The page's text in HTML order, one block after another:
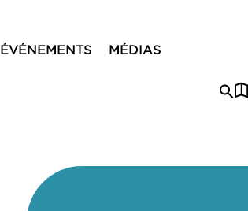
ÉVÉNEMENTS MÉDIAS